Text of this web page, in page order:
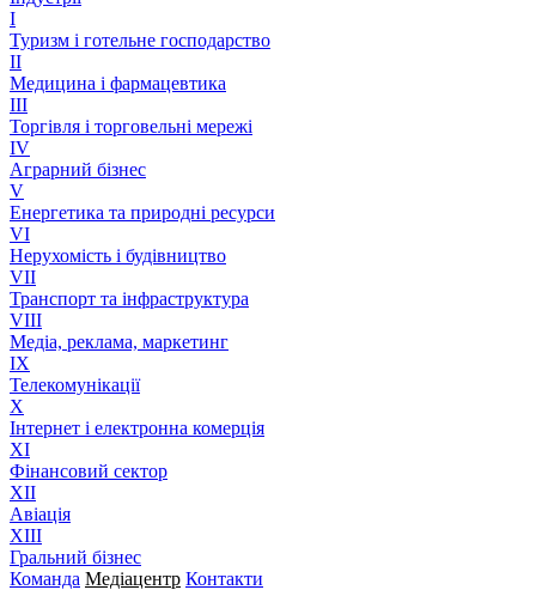
I
Туризм і готельне господарство
II
Медицина і фармацевтика
III
Торгівля і торговельні мережі
IV
Аграрний бізнес
V
Енергетика та природні ресурси
VI
Нерухомість і будівництво
VII
Транспорт та інфраструктура
VIII
Медіа, реклама, маркетинг
IX
Телекомунікації
X
Інтернет і електронна комерція
XI
Фінансовий сектор
XII
Авіація
XIII
Гральний бізнес
Команда Медіацентр Контакти